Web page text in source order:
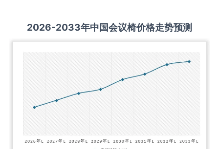
2026-2033年中国会议椅价格走势预测